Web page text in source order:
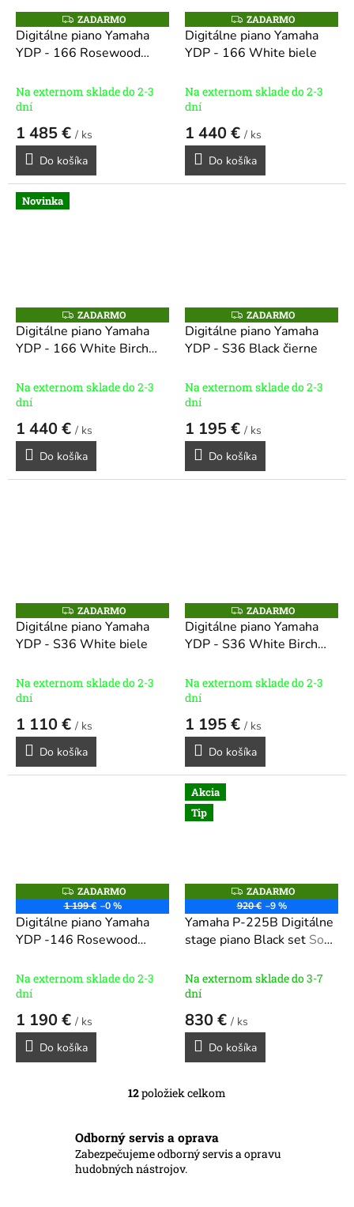
Z
A
D
A
ZADARMO
Digitálne piano Yamaha
YDP - 166 Rosewood
Na externom sklade do 2-3
dní
1 485 € / ks
Do košíka
Z
A
D
A
ZADARMO
Digitálne piano Yamaha
YDP - 166 White biele
Na externom sklade do 2-3
dní
1 440 € / ks
Do košíka
Novinka
Z
A
D
A
ZADARMO
Digitálne piano Yamaha
YDP - 166 White Birch
Na externom sklade do 2-3
dní
1 440 € / ks
Do košíka
Z
A
D
A
ZADARMO
Digitálne piano Yamaha
YDP - S36 Black čierne
Na externom sklade do 2-3
dní
1 195 € / ks
Do košíka
Z
A
D
A
ZADARMO
Digitálne piano Yamaha
YDP - S36 White biele
Na externom sklade do 2-3
dní
1 110 € / ks
Do košíka
Z
A
D
A
ZADARMO
Digitálne piano Yamaha
YDP - S36 White Birch
Na externom sklade do 2-3
dní
1 195 € / ks
Do košíka
Z
A
D
A
R
M
ZADARMO
1 199 € –0 %
Digitálne piano Yamaha
YDP -146 Rosewood
Na externom sklade do 2-3
dní
1 190 € / ks
Do košíka
Akcia
Tip
Z
A
D
A
M
ZADARMO
920 € –9 %
Yamaha P-225B Digitálne
stage piano Black set So
pedálnicou LP1
Na externom sklade do 3-7
dní
830 € / ks
Do košíka
O
á
d
a
12položiek celkom
Odborný servis a oprava
Zabezpečujeme odborný servis a opravu
hudobných nástrojov.